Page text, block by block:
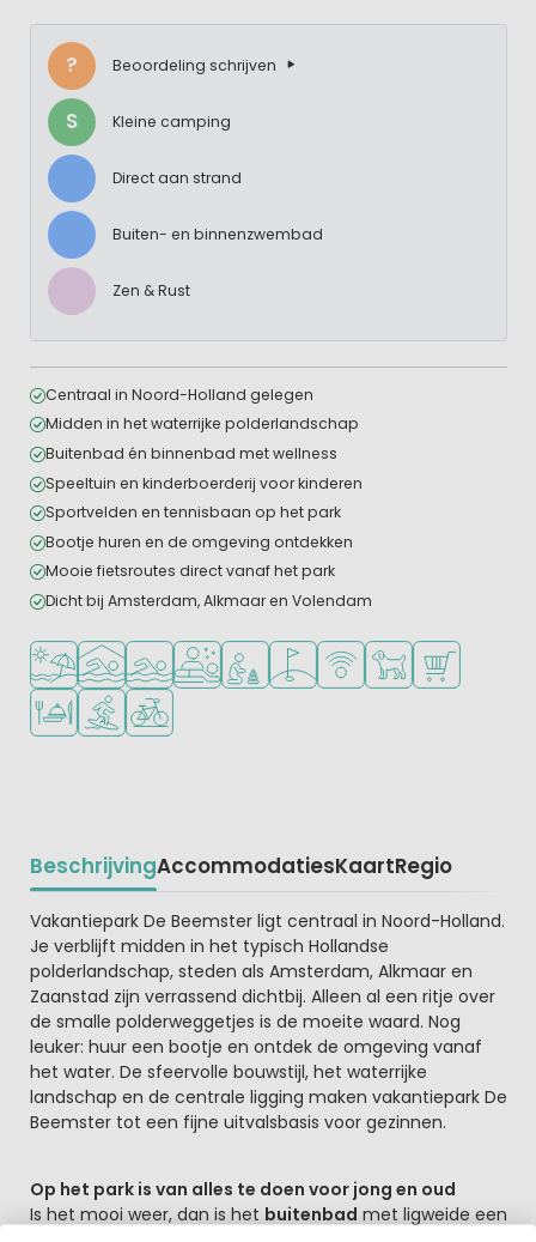
? Beoordeling schrijven
S Kleine camping
Direct aan strand
Buiten- en binnenzwembad
Zen & Rust
Centraal in Noord-Holland gelegen
Midden in het waterrijke polderlandschap
Buitenbad én binnenbad met wellness
Speeltuin en kinderboerderij voor kinderen
Sportvelden en tennisbaan op het park
Bootje huren en de omgeving ontdekken
Mooie fietsroutes direct vanaf het park
Dicht bij Amsterdam, Alkmaar en Volendam
Ligt bij strand en zee
Overdekt zwembad
Openlucht zwembad
Wellnessfaciliteiten
Aanbevolen voor jonge kinderen
Golfbaan in de buurt
WiFi beschikbaar
Huisdieren
Restaurant of pizzeria
Watersportfaciliteiten
Fietsverhuur
BeschrijvingAccommodatiesKaartRegio
Beschrijving
Vakantiepark De Beemster ligt centraal in Noord-Holland.
Je verblijft midden in het typisch Hollandse
polderlandschap, steden als Amsterdam, Alkmaar en
Zaanstad zijn verrassend dichtbij. Alleen al een ritje over
de smalle polderweggetjes is de moeite waard. Nog
leuker: huur een bootje en ontdek de omgeving vanaf
het water. De sfeervolle bouwstijl, het waterrijke
landschap en de centrale ligging maken vakantiepark De
Beemster tot een fijne uitvalsbasis voor gezinnen.
Op het park is van alles te doen voor jong en oud
Is het mooi weer, dan is het buitenbad met ligweide een